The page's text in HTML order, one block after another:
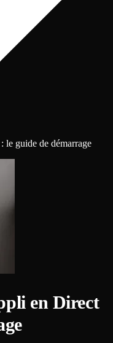
le guide de démarrage
en Direct